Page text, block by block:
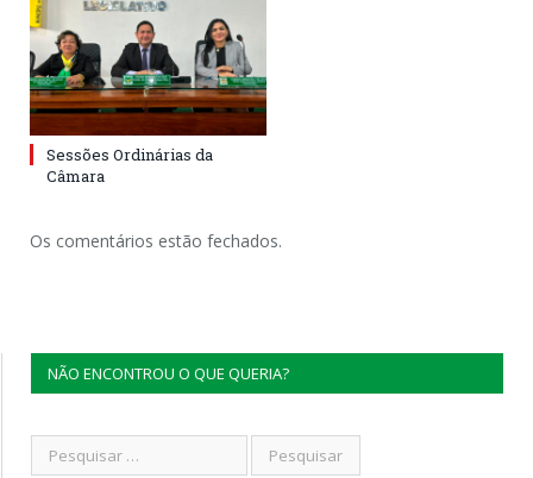
Sessões Ordinárias da
Câmara
Os comentários estão fechados.
NÃO ENCONTROU O QUE QUERIA?